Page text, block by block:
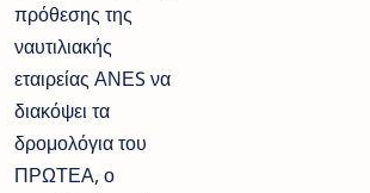
πρόθεσης της
ναυτιλιακής
εταιρείας ΑΝΕS να
διακόψει τα
δρομολόγια του
ΠΡΩΤΕΑ, ο